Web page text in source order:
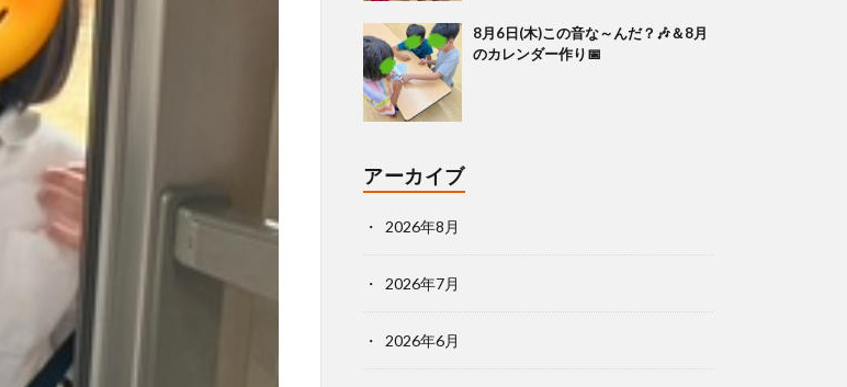
8月6日(木)この音な～んだ？🎶＆8月
のカレンダー作り📅
アーカイブ
2026年8月
2026年7月
2026年6月